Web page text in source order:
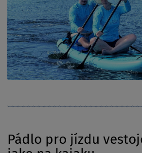
Pádlo pro jízdu